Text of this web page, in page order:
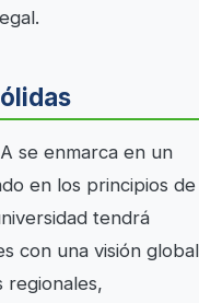
se enmarca en un
en los principios de
tendrá
con una visión global
regionales,